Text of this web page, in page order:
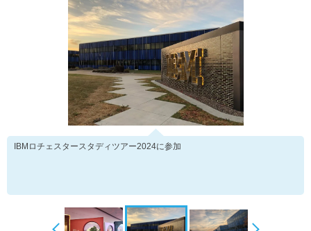
IBMロチェスタースタディツアー2024に参加